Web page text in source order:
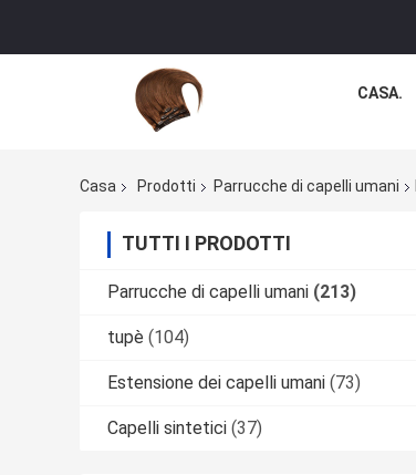
CASA.
Casa Prodotti Parrucche di capelli umani
TUTTI I PRODOTTI
Parrucche di capelli umani (213)
tupè (104)
Estensione dei capelli umani (73)
Capelli sintetici (37)